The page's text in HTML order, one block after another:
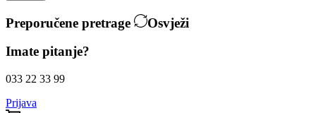
Preporučene pretrage
Osvježi
Imate pitanje?
033 22 33 99
Prijava